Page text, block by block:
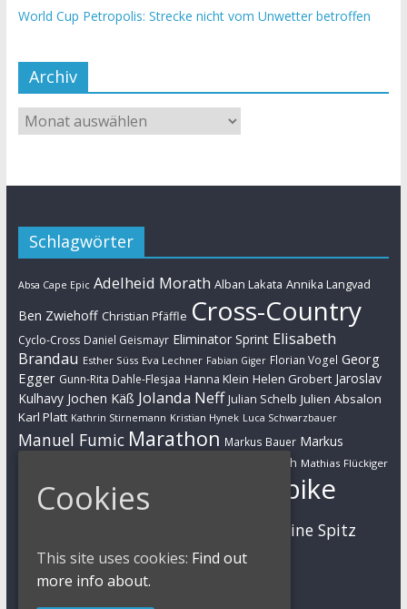
World Cup Petropolis: Strecke nicht vom Unwetter betroffen
Archiv
Schlagwörter
Absa Cape Epic Adelheid Morath Alban Lakata Annika Langvad
Ben Zwiehoff Christian Pfäffle Cross-Country
Cyclo-Cross Daniel Geismayr Eliminator Sprint Elisabeth
Brandau Esther Süss Eva Lechner Fabian Giger Florian Vogel Georg
Egger Gunn-Rita Dahle-Flesjaa Hanna Klein Helen Grobert Jaroslav
Kulhavy Jochen Käß Jolanda Neff Julian Schelb Julien Absalon
Karl Platt Kathrin Stirnemann Kristian Hynek Luca Schwarzbauer
Manuel Fumic Marathon Markus Bauer Markus
Martin Gluth Mathias Flückiger
Max Brandl Moritz Milatz
Mountainbike
Sabine Spitz
Simon Stiebjahn UCI Urs Huber
Cookies
This site uses cookies: Find out
more info about.